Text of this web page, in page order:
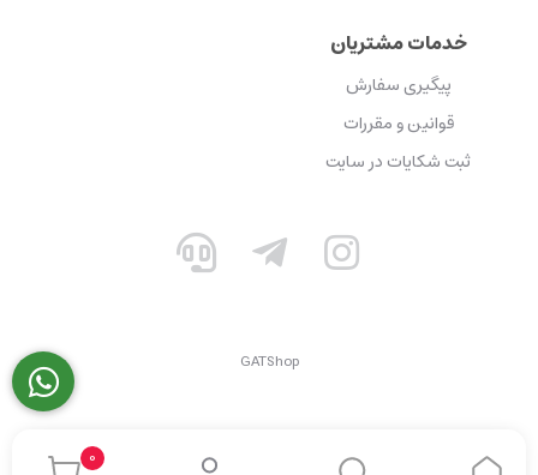
0
خدمات مشتریان
پیگیری سفارش
قوانین و مقررات
ثبت شکایات در سایت
GATShop